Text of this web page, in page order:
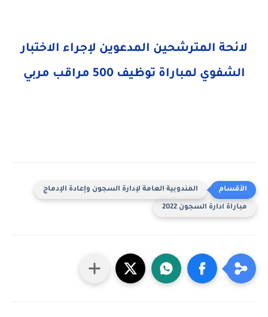
لائحة المترشحين المدعوين لإجراء الاختبار
الشفوي لمباراة توظيف 500 مراقب مربي
المندوبية العامة لإدارة السجون وإعادة الإدماج
مباراة ادارة السجون 2022